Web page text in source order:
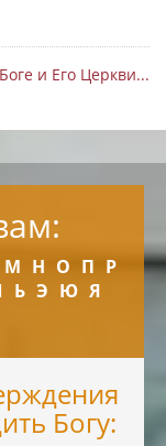
и Его Церкви...
М Н О П Р
Ь Э Ю Я
Богу: